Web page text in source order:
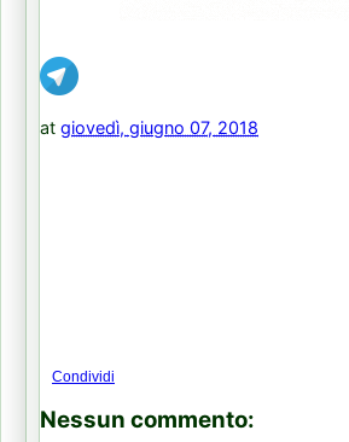
at giovedì, giugno 07, 2018
Condividi
Nessun commento: